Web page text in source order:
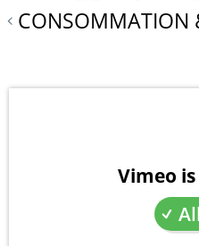
CONSOMMATION
Vimeo